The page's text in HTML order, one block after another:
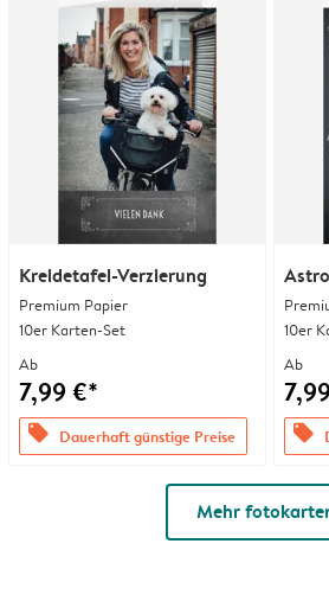
Kreidetafel-Verzierung
Premium Papier
10er Karten-Set
Ab
7,99 €*
offers Dauerhaft günstige Preise
10er
Ab
offers
Mehr